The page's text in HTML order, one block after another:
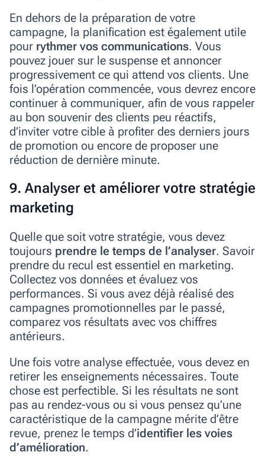
En dehors de la préparation de votre
campagne, la planification est également utile
pour rythmer vos communications. Vous
pouvez jouer sur le suspense et annoncer
progressivement ce qui attend vos clients. Une
fois l’opération commencée, vous devrez encore
continuer à communiquer, afin de vous rappeler
au bon souvenir des clients peu réactifs,
d’inviter votre cible à profiter des derniers jours
de promotion ou encore de proposer une
réduction de dernière minute.
9. Analyser et améliorer votre stratégie
marketing
Quelle que soit votre stratégie, vous devez
toujours prendre le temps de l’analyser. Savoir
prendre du recul est essentiel en marketing.
Collectez vos données et évaluez vos
performances. Si vous avez déjà réalisé des
campagnes promotionnelles par le passé,
comparez vos résultats avec vos chiffres
antérieurs.
Une fois votre analyse effectuée, vous devez en
retirer les enseignements nécessaires. Toute
chose est perfectible. Si les résultats ne sont
pas au rendez-vous ou si vous pensez qu’une
caractéristique de la campagne mérite d’être
revue, prenez le temps d’identifier les voies
d’amélioration.